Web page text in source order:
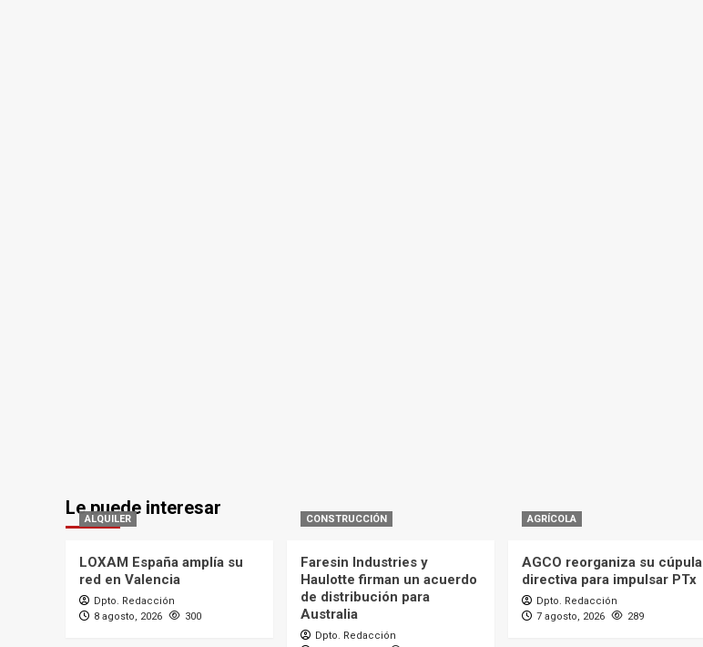
Le puede interesar
ALQUILER
LOXAM España amplía su
red en Valencia
Dpto. Redacción
8 agosto, 2026
300
CONSTRUCCIÓN
Faresin Industries y
Haulotte firman un acuerdo
de distribución para
Australia
Dpto. Redacción
AGRÍCOLA
AGCO reorganiza su cúpula
directiva para impulsar PTx
Dpto. Redacción
7 agosto, 2026
289